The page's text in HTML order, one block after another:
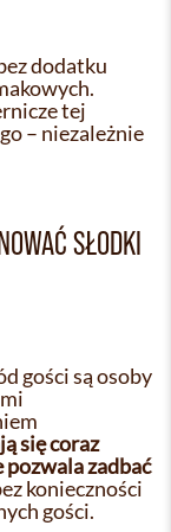
dodatku
tej
– niezależnie
SŁODKI
gości są osoby
się coraz
zadbać
konieczności
gości.